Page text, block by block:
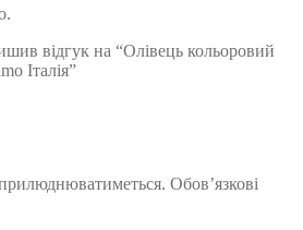
відгук на “Олівець кольоровий
Італія”
Обов’язкові